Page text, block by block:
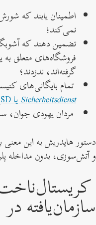
اطمینان یابند که
نمی‌کند؛
تضمین دهند که
فروشگاه‌های متعلق
گرفته‌اند، ندزدند؛
تمام بایگانی‌های
Sicherheitsdienstیا SD
مردان یهودی جوان،
دستور هایدریش به این
و آتش‌سوزی، بدون مداخله
سازمان‌یافته در ۱۰-۹ نوامبر